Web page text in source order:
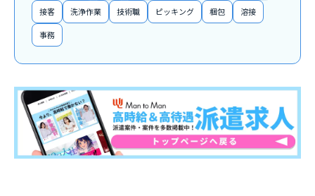
接客 洗浄作業 技術職 ピッキング 梱包 溶接
事務